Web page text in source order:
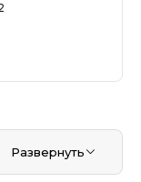
Развернуть